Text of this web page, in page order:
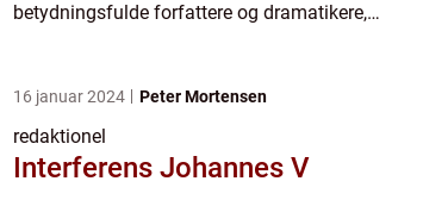
betydningsfulde forfattere og dramatikere,
16 januar 2024 Peter Mortensen
redaktionel
Interferens Johannes V